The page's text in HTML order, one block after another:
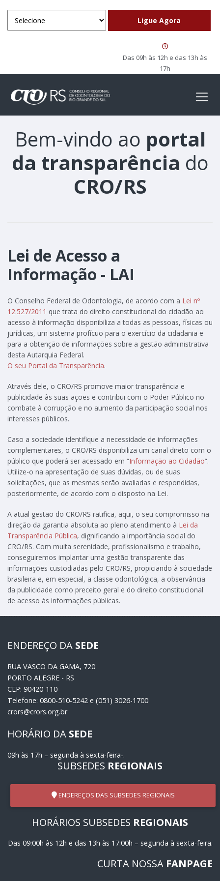
Das 09h às 12h e das 13h às
17h
Bem-vindo ao portal
da transparência do
CRO/RS
Lei de Acesso a
Informação - LAI
O Conselho Federal de Odontologia, de acordo com a Lei nº
12.527/2011 que trata do direito constitucional do cidadão ao
acesso à informação disponibiliza a todas as pessoas, físicas ou
jurídicas, um sistema profícuo para o exercício da cidadania e
para a obtenção de informações sobre a gestão administrativa
desta Autarquia Federal.
O seu Portal da Transparência.
Através dele, o CRO/RS promove maior transparência e
publicidade às suas ações e contribui com o Poder Público no
combate à corrupção e no aumento da participação social nos
interesses públicos.
Caso a sociedade identifique a necessidade de informações
complementares, o CRO/RS disponibiliza um canal direto com o
público que poderá ser acessado em “Informação ao Cidadão”.
Utilize-o na apresentação de suas dúvidas, ou de suas
solicitações, que as mesmas serão avaliadas e respondidas,
posteriormente, de acordo com o disposto na Lei.
A atual gestão do CRO/RS ratifica, aqui, o seu compromisso na
direção da garantia absoluta ao pleno atendimento à Lei da
Transparência Pública, dignificando a importância social do
CRO/RS. Com muita serenidade, profissionalismo e trabalho,
conseguiremos implantar uma gestão transparente das
informações custodiadas pelo CRO/RS, propiciando à sociedade
brasileira e, em especial, a classe odontológica, a observância
da publicidade como preceito geral e do direito constitucional
de acesso às informações públicas.
ENDEREÇO DA SEDE
RUA VASCO DA GAMA, 720
PORTO ALEGRE - RS
CEP: 90420-110
Telefone: 0800-510-5242 e (051) 3026-1700
crors@crors.org.br
HORÁRIO DA SEDE
09h às 17h – segunda à sexta-feira-.
SUBSEDES REGIONAIS
ENDEREÇOS DAS SUBSEDES REGIONAIS
HORÁRIOS SUBSEDES REGIONAIS
Das 09:00h às 12h e das 13h às 17:00h – segunda à sexta-feira.
CURTA NOSSA FANPAGE